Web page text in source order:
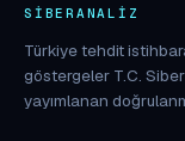
SIBERANALIZ
Türkiye tehdit
göstergeler T.C.
yayımlanan